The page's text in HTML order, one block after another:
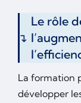
Le rôle
La formation
développer